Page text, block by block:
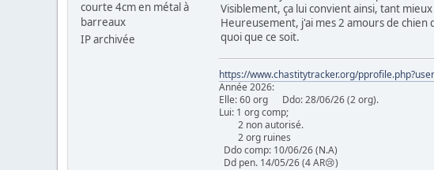
courte 4cm en métal à
barreaux
IP archivée
Visiblement, ça lui convient ainsi, tant
Heureusement, j'ai mes 2 amours de
quoi que ce soit.
https://www.chastitytracker.org/
Année 2026:
Elle: 60 org Ddo: 28/06/26 (2 org). DD
Lui: 1 org comp;
2 non autorisé.
2 org ruines
Ddo comp: 10/06/26 (N.A)
Dd pen. 14/05/26 (4 AR😢)